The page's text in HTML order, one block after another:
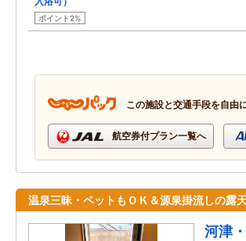
ポイント2%
この施設と交通手段を自由
航空券付プラン一覧へ
温泉三昧・ペットもＯＫ＆源泉掛流しの露
河津